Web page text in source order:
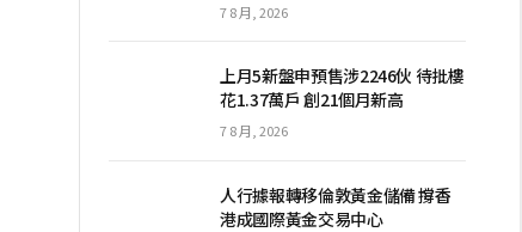
7 8 月, 2026
上月5新盤申預售涉2246伙 待批樓
花1.37萬戶 創21個月新高
7 8 月, 2026
人行據報轉移倫敦黃金儲備 撐香
港成國際黃金交易中心